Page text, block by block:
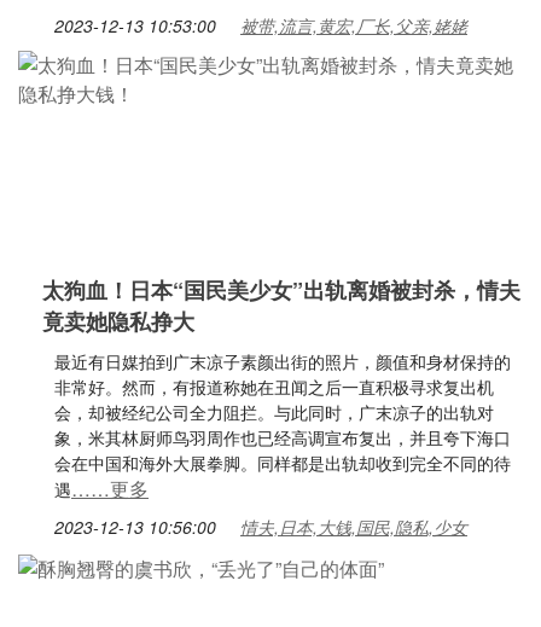
2023-12-13 10:53:00 被带,流言,黄宏,厂长,父亲,姥姥
太狗血！日本“国民美少女”出轨离婚被封杀，情夫
竟卖她隐私挣大
最近有日媒拍到广末凉子素颜出街的照片，颜值和身材保持的
非常好。然而，有报道称她在丑闻之后一直积极寻求复出机
会，却被经纪公司全力阻拦。与此同时，广末凉子的出轨对
象，米其林厨师鸟羽周作也已经高调宣布复出，并且夸下海口
会在中国和海外大展拳脚。同样都是出轨却收到完全不同的待
遇……更多
2023-12-13 10:56:00 情夫,日本,大钱,国民,隐私,少女